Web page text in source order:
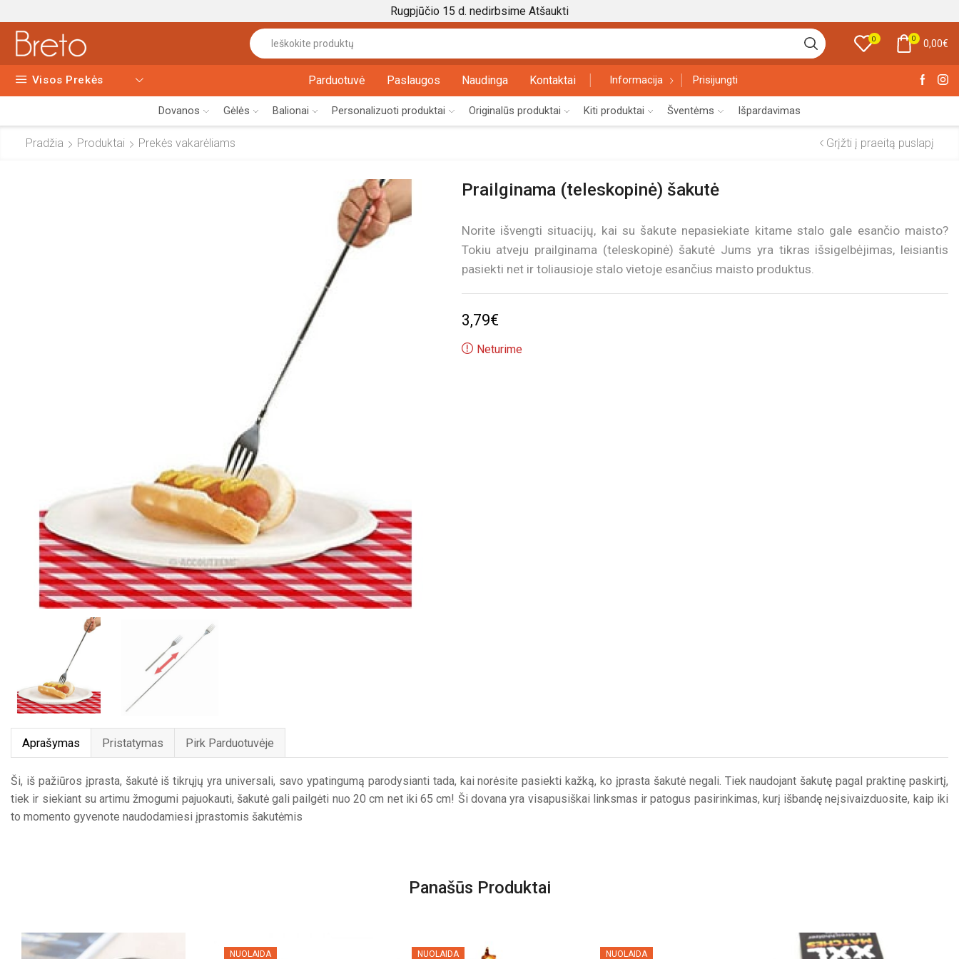
Rugpjūčio 15 d. nedirbsime Atšaukti
input
0 0 0,00€
Visos Prekės Parduotuvė Paslaugos Naudinga Kontaktai Informacija Prisijungti
Dovanos Gėlės Balionai Personalizuoti produktai Originalūs produktai Kiti produktai Šventėms Išpardavimas
Pradžia Produktai Prekės vakarėliams Grįžti į praeitą puslapį
Prailginama (teleskopinė) šakutė
Norite išvengti situacijų, kai su šakute nepasiekiate kitame stalo gale esančio maisto?
Tokiu atveju prailginama (teleskopinė) šakutė Jums yra tikras išsigelbėjimas, leisiantis
pasiekti net ir toliausioje stalo vietoje esančius maisto produktus.
3,79€
Neturime
Aprašymas Pristatymas Pirk Parduotuvėje
Ši, iš pažiūros įprasta, šakutė iš tikrųjų yra universali, savo ypatingumą parodysianti tada, kai norėsite pasiekti kažką, ko įprasta šakutė negali. Tiek naudojant šakutę pagal praktinę paskirtį,
tiek ir siekiant su artimu žmogumi pajuokauti, šakutė gali pailgėti nuo 20 cm net iki 65 cm! Ši dovana yra visapusiškai linksmas ir patogus pasirinkimas, kurį išbandę neįsivaizduosite, kaip iki
to momento gyvenote naudodamiesi įprastomis šakutėmis
Panašūs Produktai
NUOLAIDA NUOLAIDA NUOLAIDA